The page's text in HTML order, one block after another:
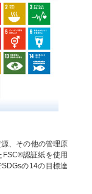
、その他の管理原
FSC®認証紙を使用
の14の目標達